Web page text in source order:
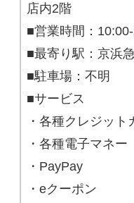
店内2階
■営業時間：
■最寄り駅：京浜
■駐車場：不明
■サービス
・各種クレジット
・各種電子マネー
・PayPay
・eクーポン